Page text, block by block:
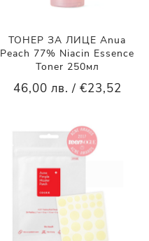
ТОНЕР ЗА ЛИЦЕ Anua
Peach 77% Niacin Essence
Toner 250мл
46,00 лв. / €23,52